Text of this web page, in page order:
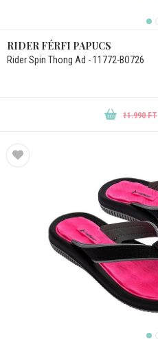
RIDER FÉRFI PAPUCS
Rider Spin Thong Ad - 11772-BO726
11.990 FT